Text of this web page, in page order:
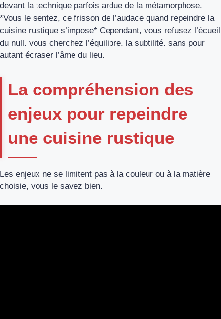
devant la technique parfois ardue de la métamorphose.
*Vous le sentez, ce frisson de l’audace quand repeindre la
cuisine rustique s’impose* Cependant, vous refusez l’écueil
du null, vous cherchez l’équilibre, la subtilité, sans pour
autant écraser l’âme du lieu.
La compréhension des
enjeux pour repeindre
une cuisine rustique
Les enjeux ne se limitent pas à la couleur ou à la matière
choisie, vous le savez bien.